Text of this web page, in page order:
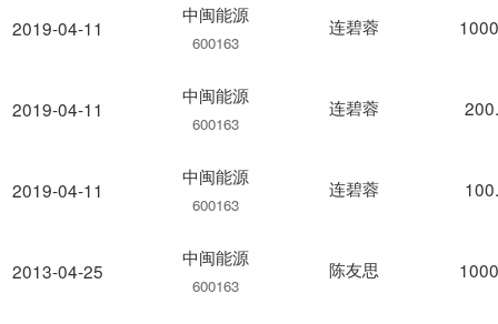
2019-04-11
2019-04-11
2019-04-11
2013-04-25
中闽能源
600163
连碧蓉
中闽能源
600163
连碧蓉
中闽能源
600163
连碧蓉
中闽能源
600163
陈友思